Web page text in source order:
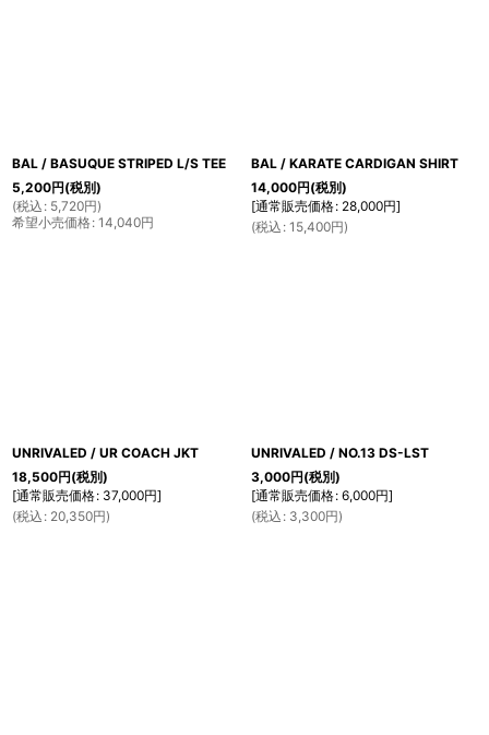
BAL / BASUQUE STRIPED L/S TEE
5,200円(税別)
(税込 : 5,720円)
希望小売価格: 14,040円
BAL / KARATE CARDIGAN SHIRT
14,000円(税別)
[通常販売価格: 28,000円]
(税込 : 15,400円)
UNRIVALED / UR COACH JKT
18,500円(税別)
[通常販売価格: 37,000円]
(税込 : 20,350円)
UNRIVALED / NO.13 DS-LST
3,000円(税別)
[通常販売価格: 6,000円]
(税込 : 3,300円)